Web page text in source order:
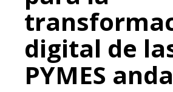
digital de
PYMES